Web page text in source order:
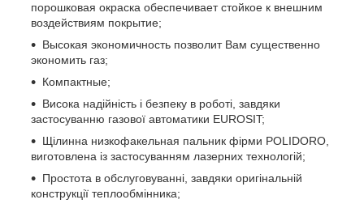
порошковая окраска обеспечивает стойкое к внешним
воздействиям покрытие;
Высокая экономичность позволит Вам существенно
экономить газ;
Компактные;
Висока надійність і безпеку в роботі, завдяки
застосуванню газової автоматики EUROSIT;
Щілинна низкофакельная пальник фірми POLIDORO,
виготовлена із застосуванням лазерних технологій;
Простота в обслуговуванні, завдяки оригінальній
конструкції теплообмінника;